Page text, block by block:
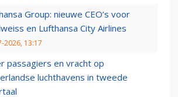
Group: nieuwe CEO’s voor
en Lufthansa City Airlines
2026, 13:17
passagiers en vracht op
luchthavens in tweede